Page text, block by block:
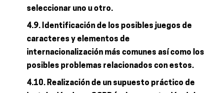
seleccionar uno u otro.
4.9. Identificación de los posibles juegos de
caracteres y elementos de
internacionalización más comunes así como los
posibles problemas relacionados con estos.
4.10. Realización de un supuesto práctico de